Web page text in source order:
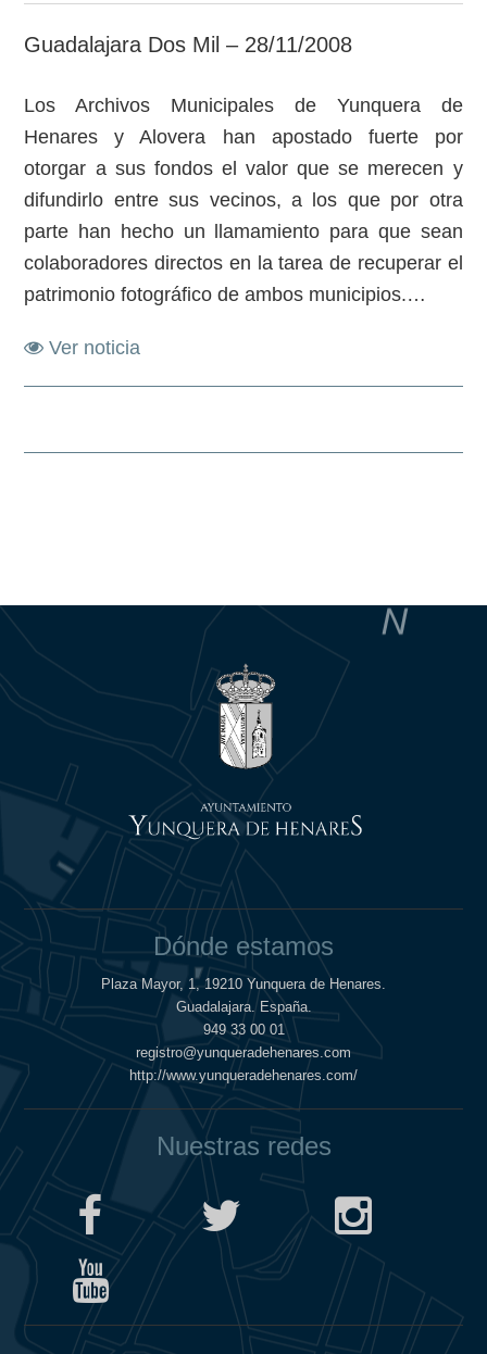
Guadalajara Dos Mil – 28/11/2008
Los Archivos Municipales de Yunquera de
Henares y Alovera han apostado fuerte por
otorgar a sus fondos el valor que se merecen y
difundirlo entre sus vecinos, a los que por otra
parte han hecho un llamamiento para que sean
colaboradores directos en la tarea de recuperar el
patrimonio fotográfico de ambos municipios.…
Ver noticia
Dónde estamos
Plaza Mayor, 1, 19210 Yunquera de Henares.
Guadalajara. España.
949 33 00 01
registro@yunqueradehenares.com
http://www.yunqueradehenares.com/
Nuestras redes